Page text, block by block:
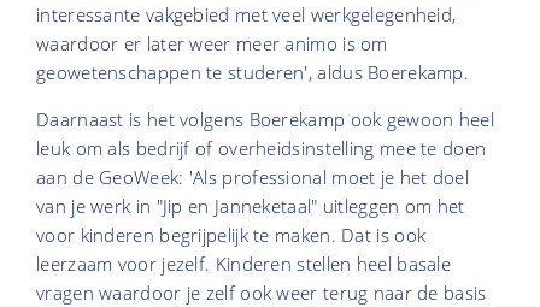
interessante vakgebied met veel werkgelegenheid,
waardoor er later weer meer animo is om
geowetenschappen te studeren', aldus Boerekamp.
Daarnaast is het volgens Boerekamp ook gewoon heel
leuk om als bedrijf of overheidsinstelling mee te doen
aan de GeoWeek: 'Als professional moet je het doel
van je werk in "Jip en Janneketaal" uitleggen om het
voor kinderen begrijpelijk te maken. Dat is ook
leerzaam voor jezelf. Kinderen stellen heel basale
vragen waardoor je zelf ook weer terug naar de basis